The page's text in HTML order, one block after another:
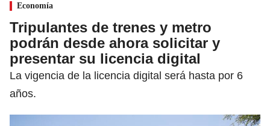
Economía
Tripulantes de trenes y metro
podrán desde ahora solicitar y
presentar su licencia digital
La vigencia de la licencia digital será hasta por 6
años.